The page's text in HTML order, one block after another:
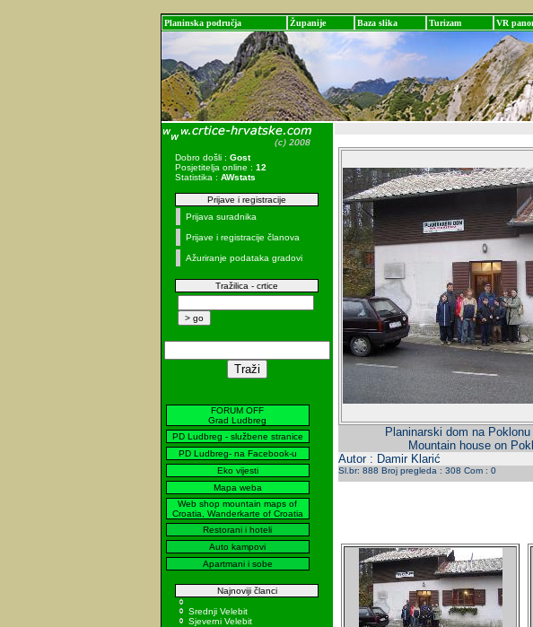
Planinska područja Županije Baza slika Turizam VR
Dobro došli : Gost
Posjetitelja online : 12
Statistika : AWstats
Prijave i registracije
Prijava suradnika
Prijave i registracije članova
Ažuriranje podataka gradovi
Tražilica - crtice
FORUM OFF
Grad Ludbreg
PD Ludbreg - službene stranice
PD Ludbreg- na Facebook-u
Eko vijesti
Mapa weba
Web shop mountain maps of
Croatia, Wanderkarte of Croatia
Restorani i hoteli
Auto kampovi
Apartmani i sobe
Najnoviji članci
Srednji Velebit
Sjeverni Velebit
Planinarski dom na
Mountain house on
Autor : Damir Klarić
Sl.br: 888 Broj pregleda : 308 Com : 0